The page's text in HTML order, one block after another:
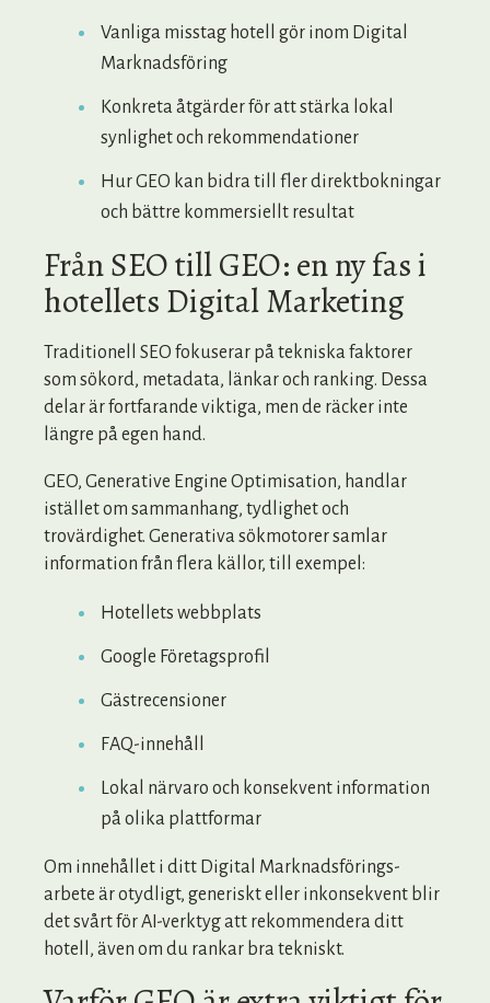
Vanliga misstag hotell gör inom Digital
Marknadsföring
Konkreta åtgärder för att stärka lokal
synlighet och rekommendationer
Hur GEO kan bidra till fler direktbokningar
och bättre kommersiellt resultat
Från SEO till GEO: en ny fas i
hotellets Digital Marketing
Traditionell SEO fokuserar på tekniska faktorer
som sökord, metadata, länkar och ranking. Dessa
delar är fortfarande viktiga, men de räcker inte
längre på egen hand.
GEO, Generative Engine Optimisation, handlar
istället om sammanhang, tydlighet och
trovärdighet. Generativa sökmotorer samlar
information från flera källor, till exempel:
Hotellets webbplats
Google Företagsprofil
Gästrecensioner
FAQ-innehåll
Lokal närvaro och konsekvent information
på olika plattformar
Om innehållet i ditt Digital Marknadsförings-
arbete är otydligt, generiskt eller inkonsekvent blir
det svårt för AI-verktyg att rekommendera ditt
hotell, även om du rankar bra tekniskt.